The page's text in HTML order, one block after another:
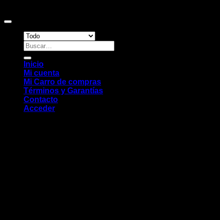
Buscar
por:
Inicio
Mi cuenta
Mi Carro de compras
Términos y Garantías
Contacto
Acceder